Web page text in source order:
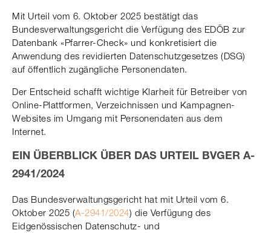
Mit Urteil vom 6. Oktober 2025 bestätigt das
Bundesverwaltungsgericht die Verfügung des EDÖB zur
Datenbank «Pfarrer-Check» und konkretisiert die
Anwendung des revidierten Datenschutzgesetzes (DSG)
auf öffentlich zugängliche Personendaten.
Der Entscheid schafft wichtige Klarheit für Betreiber von
Online-Plattformen, Verzeichnissen und Kampagnen-
Websites im Umgang mit Personendaten aus dem
Internet.
EIN ÜBERBLICK ÜBER DAS URTEIL BVGER A-
2941/2024
Das Bundesverwaltungsgericht hat mit Urteil vom 6.
Oktober 2025 (A-2941/2024) die Verfügung des
Eidgenössischen Datenschutz- und